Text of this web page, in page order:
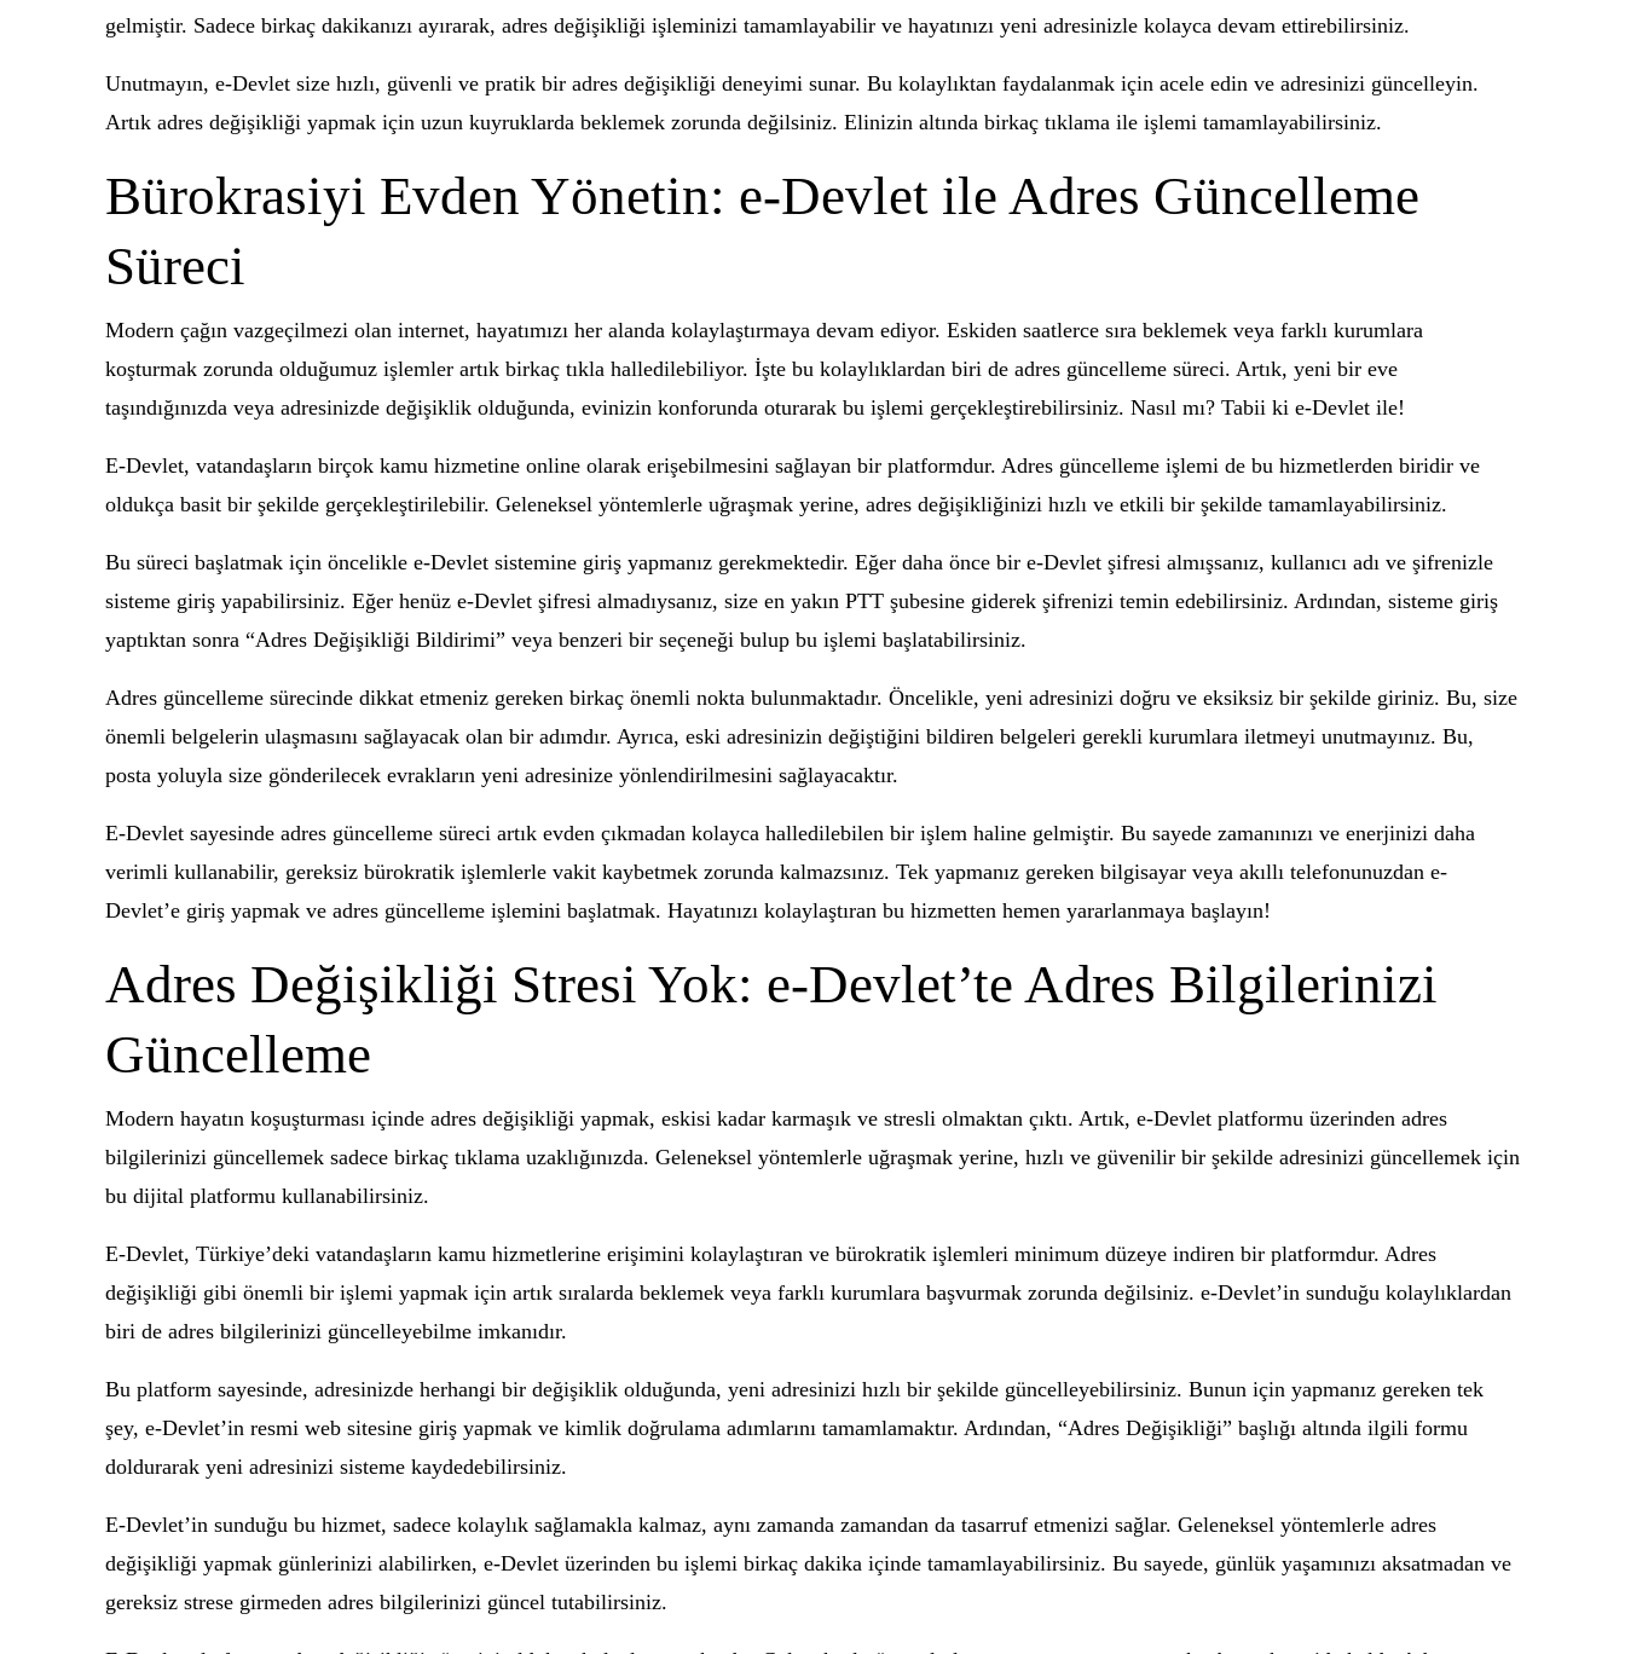
gelmiştir. Sadece birkaç dakikanızı ayırarak, adres değişikliği işleminizi tamamlayabilir ve hayatınızı yeni adresinizle kolayca devam ettirebilirsiniz.
Unutmayın, e-Devlet size hızlı, güvenli ve pratik bir adres değişikliği deneyimi sunar. Bu kolaylıktan faydalanmak için acele edin ve adresinizi güncelleyin.
Artık adres değişikliği yapmak için uzun kuyruklarda beklemek zorunda değilsiniz. Elinizin altında birkaç tıklama ile işlemi tamamlayabilirsiniz.
Bürokrasiyi Evden Yönetin: e-Devlet ile Adres Güncelleme
Süreci
Modern çağın vazgeçilmezi olan internet, hayatımızı her alanda kolaylaştırmaya devam ediyor. Eskiden saatlerce sıra beklemek veya farklı kurumlara
koşturmak zorunda olduğumuz işlemler artık birkaç tıkla halledilebiliyor. İşte bu kolaylıklardan biri de adres güncelleme süreci. Artık, yeni bir eve
taşındığınızda veya adresinizde değişiklik olduğunda, evinizin konforunda oturarak bu işlemi gerçekleştirebilirsiniz. Nasıl mı? Tabii ki e-Devlet ile!
E-Devlet, vatandaşların birçok kamu hizmetine online olarak erişebilmesini sağlayan bir platformdur. Adres güncelleme işlemi de bu hizmetlerden biridir ve
oldukça basit bir şekilde gerçekleştirilebilir. Geleneksel yöntemlerle uğraşmak yerine, adres değişikliğinizi hızlı ve etkili bir şekilde tamamlayabilirsiniz.
Bu süreci başlatmak için öncelikle e-Devlet sistemine giriş yapmanız gerekmektedir. Eğer daha önce bir e-Devlet şifresi almışsanız, kullanıcı adı ve şifrenizle
sisteme giriş yapabilirsiniz. Eğer henüz e-Devlet şifresi almadıysanız, size en yakın PTT şubesine giderek şifrenizi temin edebilirsiniz. Ardından, sisteme giriş
yaptıktan sonra “Adres Değişikliği Bildirimi” veya benzeri bir seçeneği bulup bu işlemi başlatabilirsiniz.
Adres güncelleme sürecinde dikkat etmeniz gereken birkaç önemli nokta bulunmaktadır. Öncelikle, yeni adresinizi doğru ve eksiksiz bir şekilde giriniz. Bu, size
önemli belgelerin ulaşmasını sağlayacak olan bir adımdır. Ayrıca, eski adresinizin değiştiğini bildiren belgeleri gerekli kurumlara iletmeyi unutmayınız. Bu,
posta yoluyla size gönderilecek evrakların yeni adresinize yönlendirilmesini sağlayacaktır.
E-Devlet sayesinde adres güncelleme süreci artık evden çıkmadan kolayca halledilebilen bir işlem haline gelmiştir. Bu sayede zamanınızı ve enerjinizi daha
verimli kullanabilir, gereksiz bürokratik işlemlerle vakit kaybetmek zorunda kalmazsınız. Tek yapmanız gereken bilgisayar veya akıllı telefonunuzdan e-
Devlet’e giriş yapmak ve adres güncelleme işlemini başlatmak. Hayatınızı kolaylaştıran bu hizmetten hemen yararlanmaya başlayın!
Adres Değişikliği Stresi Yok: e-Devlet’te Adres Bilgilerinizi
Güncelleme
Modern hayatın koşuşturması içinde adres değişikliği yapmak, eskisi kadar karmaşık ve stresli olmaktan çıktı. Artık, e-Devlet platformu üzerinden adres
bilgilerinizi güncellemek sadece birkaç tıklama uzaklığınızda. Geleneksel yöntemlerle uğraşmak yerine, hızlı ve güvenilir bir şekilde adresinizi güncellemek için
bu dijital platformu kullanabilirsiniz.
E-Devlet, Türkiye’deki vatandaşların kamu hizmetlerine erişimini kolaylaştıran ve bürokratik işlemleri minimum düzeye indiren bir platformdur. Adres
değişikliği gibi önemli bir işlemi yapmak için artık sıralarda beklemek veya farklı kurumlara başvurmak zorunda değilsiniz. e-Devlet’in sunduğu kolaylıklardan
biri de adres bilgilerinizi güncelleyebilme imkanıdır.
Bu platform sayesinde, adresinizde herhangi bir değişiklik olduğunda, yeni adresinizi hızlı bir şekilde güncelleyebilirsiniz. Bunun için yapmanız gereken tek
şey, e-Devlet’in resmi web sitesine giriş yapmak ve kimlik doğrulama adımlarını tamamlamaktır. Ardından, “Adres Değişikliği” başlığı altında ilgili formu
doldurarak yeni adresinizi sisteme kaydedebilirsiniz.
E-Devlet’in sunduğu bu hizmet, sadece kolaylık sağlamakla kalmaz, aynı zamanda zamandan da tasarruf etmenizi sağlar. Geleneksel yöntemlerle adres
değişikliği yapmak günlerinizi alabilirken, e-Devlet üzerinden bu işlemi birkaç dakika içinde tamamlayabilirsiniz. Bu sayede, günlük yaşamınızı aksatmadan ve
gereksiz strese girmeden adres bilgilerinizi güncel tutabilirsiniz.